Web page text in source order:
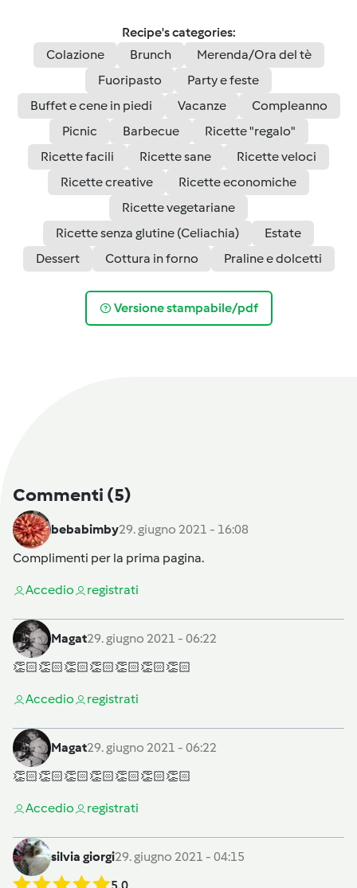
Recipe's categories:
Colazione
Brunch
Merenda/Ora del tè
Fuoripasto
Party e feste
Buffet e cene in piedi
Vacanze
Compleanno
Picnic
Barbecue
Ricette "regalo"
Ricette facili
Ricette sane
Ricette veloci
Ricette creative
Ricette economiche
Ricette vegetariane
Ricette senza glutine (Celiachia)
Estate
Dessert
Cottura in forno Praline e dolcetti
Versione stampabile/pdf
Commenti (5)
bebabimby29. giugno 2021 - 16:08
Complimenti per la prima pagina.
Accedio registrati
Magat29. giugno 2021 - 06:22
👏🏻👏🏻👏🏻👏🏻👏🏻👏🏻👏🏻
Accedio registrati
Magat29. giugno 2021 - 06:22
👏🏻👏🏻👏🏻👏🏻👏🏻👏🏻👏🏻
Accedio registrati
silvia giorgi29. giugno 2021 - 04:15